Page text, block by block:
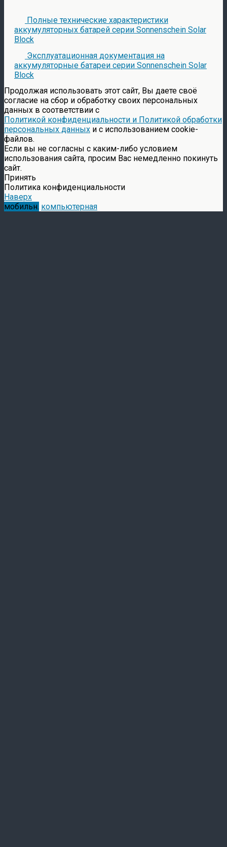
Полные технические характеристики
аккумуляторных батарей серии Sonnenschein Solar
Block
Эксплуатационная документация на
аккумуляторные батареи серии Sonnenschein Solar
Block
Продолжая использовать этот сайт, Вы даете своё
согласие на сбор и обработку своих персональных
данных в соответствии с
Политикой конфиденциальности и Политикой обработки
персональных данных и с использованием cookie-
файлов.
Если вы не согласны с каким-либо условием
использования сайта, просим Вас немедленно покинуть
сайт.
Принять
Политика конфиденциальности
Наверх
мобильн. компьютерная